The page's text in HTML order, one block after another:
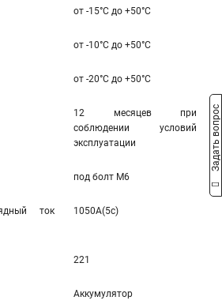
от -15°С до +50°С
от -10°С до +50°С
от -20°С до +50°С
12 месяцев при
соблюдении условий
эксплуатации
под болт M6
ток
1050A(5c)
221
Аккумулятор
Задать вопрос